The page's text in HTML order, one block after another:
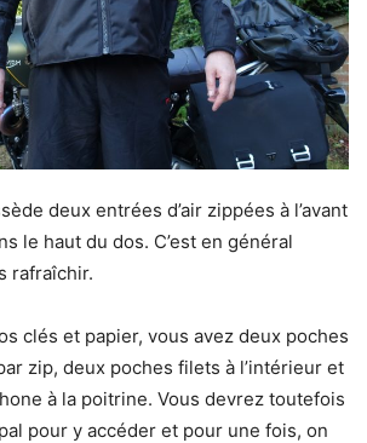
deux entrées d’air zippées à l’avant
le haut du dos. C’est en général
rafraîchir.
clés et papier, vous avez deux poches
zip, deux poches filets à l’intérieur et
à la poitrine. Vous devrez toutefois
pour y accéder et pour une fois, on